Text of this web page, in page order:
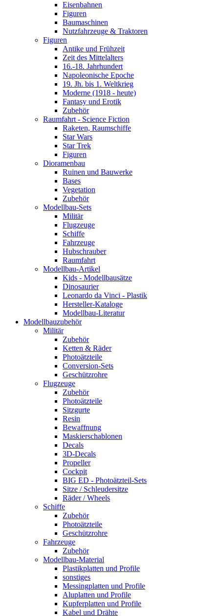
Eisenbahnen
Figuren
Baumaschinen
Nutzfahrzeuge & Traktoren
Figuren
Antike und Frühzeit
Zeit des Mittelalters
16.-18. Jahrhundert
Napoleonische Epoche
19. Jh. bis 1. Weltkrieg
Moderne (1918 - heute)
Fantasy und Erotik
Zubehör
Raumfahrt - Science Fiction
Raketen, Raumschiffe
Star Wars
Star Trek
Figuren
Dioramenbau
Ruinen und Bauwerke
Bases
Vegetation
Zubehör
Modellbau-Sets
Militär
Flugzeuge
Schiffe
Fahrzeuge
Hubschrauber
Raumfahrt
Modellbau-Artikel
Kids - Modellbausätze
Dinosaurier
Leonardo da Vinci - Plastik
Hersteller-Kataloge
Modellbau-Literatur
Modellbauzubehör
Militär
Zubehör
Ketten & Räder
Photoätzteile
Conversion-Sets
Geschützrohre
Flugzeuge
Zubehör
Photoätzteile
Sitzgurte
Resin
Bewaffnung
Maskierschablonen
Decals
3D-Decals
Propeller
Cockpit
BIG ED - Photoätzteil-Sets
Sitze / Schleudersitze
Räder / Wheels
Schiffe
Zubehör
Photoätzteile
Geschützrohre
Fahrzeuge
Zubehör
Modellbau-Material
Plastikplatten und Profile
sonstiges
Messingplatten und Profile
Aluplatten und Profile
Kupferplatten und Profile
Kabel und Drähte